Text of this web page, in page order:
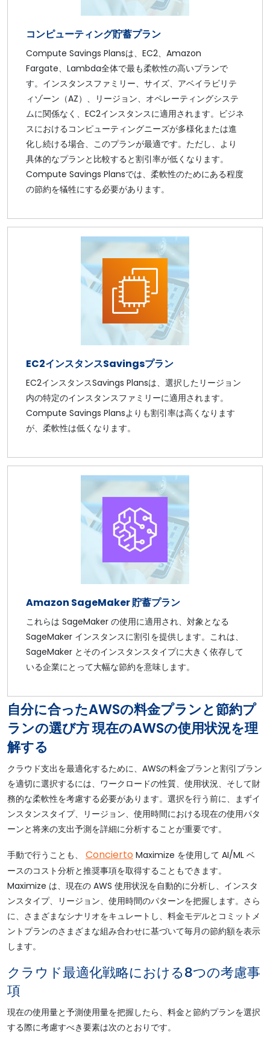
コンピューティング貯蓄プラン
Compute Savings Plansは、EC2、Amazon
Fargate、Lambda全体で最も柔軟性の高いプランで
す。インスタンスファミリー、サイズ、アベイラビリテ
ィゾーン（AZ）、リージョン、オペレーティングシステ
ムに関係なく、EC2インスタンスに適用されます。ビジネ
スにおけるコンピューティングニーズが多様化または進
化し続ける場合、このプランが最適です。ただし、より
具体的なプランと比較すると割引率が低くなります。
Compute Savings Plansでは、柔軟性のためにある程度
の節約を犠牲にする必要があります。
EC2インスタンスSavingsプラン
EC2インスタンスSavings Plansは、選択したリージョン
内の特定のインスタンスファミリーに適用されます。
Compute Savings Plansよりも割引率は高くなります
が、柔軟性は低くなります。
Amazon SageMaker 貯蓄プラン
これらは SageMaker の使用に適用され、対象となる
SageMaker インスタンスに割引を提供します。これは、
SageMaker とそのインスタンスタイプに大きく依存して
いる企業にとって大幅な節約を意味します。
自分に合ったAWSの料金プランと節約プ
ランの選び方 現在のAWSの使用状況を理
解する
クラウド支出を最適化するために、AWSの料金プランと割引プラン
を適切に選択するには、ワークロードの性質、使用状況、そして財
務的な柔軟性を考慮する必要があります。選択を行う前に、まずイ
ンスタンスタイプ、リージョン、使用時間における現在の使用パタ
ーンと将来の支出予測を詳細に分析することが重要です。
手動で行うことも、 Concierto Maximize を使用して AI/ML ベ
ースのコスト分析と推奨事項を取得することもできます。
Maximize は、現在の AWS 使用状況を自動的に分析し、インスタ
ンスタイプ、リージョン、使用時間のパターンを把握します。さら
に、さまざまなシナリオをキュレートし、料金モデルとコミットメ
ントプランのさまざまな組み合わせに基づいて毎月の節約額を表示
します。
クラウド最適化戦略における8つの考慮事
項
現在の使用量と予測使用量を把握したら、料金と節約プランを選択
する際に考慮すべき要素は次のとおりです。